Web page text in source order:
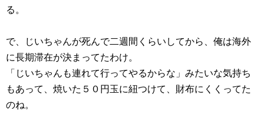
る。
で、じいちゃんが死んで二週間くらいしてから、俺は海外
に長期滞在が決まってたわけ。
「じいちゃんも連れて行ってやるからな」みたいな気持ち
もあって、焼いた５０円玉に紐つけて、財布にくくってた
のね。